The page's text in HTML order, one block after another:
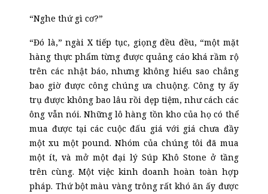
“Nghe thứ gì cơ?”
“Đó là,” ngài X tiếp tục, giọng đều đều, “một mặt
hàng thực phẩm từng được quảng cáo khá rầm rộ
trên các nhật báo, nhưng không hiểu sao chẳng
bao giờ được công chúng ưa chuộng. Công ty ấy
trụ được không bao lâu rồi dẹp tiệm, như cách các
ông vẫn nói. Những lô hàng tồn kho của họ có thể
mua được tại các cuộc đấu giá với giá chưa đầy
một xu một pound. Nhóm của chúng tôi đã mua
một ít, và mở một đại lý Súp Khô Stone ở tầng
trên cùng. Một việc kinh doanh hoàn toàn hợp
pháp. Thứ bột màu vàng trông rất khó ăn ấy được